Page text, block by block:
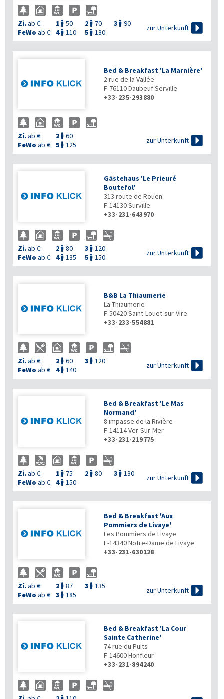
Zi.ab €: 1  50 2  70 3  90
FeWo ab €: 4 110 5  130
zur Unterkunft 
Bed & Breakfast 'La Marnière'
2 rue de la Vallée
F-76110Daubeuf Serville
+33-235-293880
Zi.ab €: 2  60
FeWo ab €: 5  125
zur Unterkunft 
Gästehaus 'Le Prieuré
Boutefol'
313 route de Rouen
F-14130Surville
+33-231-643970
Zi.ab €: 2  80 3  120
FeWo ab €: 4 135 5  150
zur Unterkunft 
B&B La Thiaumerie
La Thiaumerie
F-50420Saint-Louet-sur-Vire
+33-233-554881
Zi.ab €: 2  60 3  120
FeWo ab €: 4 140
zur Unterkunft 
Bed & Breakfast 'Le Mas
Normand'
8 impasse de la Rivière
F-14114Ver-Sur-Mer
+33-231-219775
Zi.ab €: 1  75 2  80 3  130
FeWo ab €: 4 150
zur Unterkunft 
Bed & Breakfast 'Aux
Pommiers de Livaye'
Les Pommiers de Livaye
F-14340Notre-Dame de Livaye
+33-231-630128
Zi.ab €: 2  87 3  135
FeWo ab €: 3  185
zur Unterkunft 
Bed & Breakfast 'La Cour
Sainte Catherine'
74 rue du Puits
F-14600Honfleur
+33-231-894240